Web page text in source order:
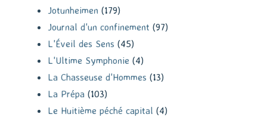
Jotunheimen (179)
Journal d'un confinement (97)
L'Éveil des Sens (45)
L'Ultime Symphonie (4)
La Chasseuse d'Hommes (13)
La Prépa (103)
Le Huitième péché capital (4)